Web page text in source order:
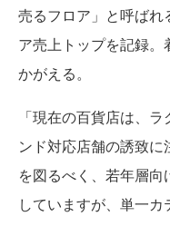
売るフロア」と呼ばれ
ア売上トップを記録。
かがえる。
「現在の百貨店は、
ンド対応店舗の誘致
を図るべく、若年層
していますが、単一